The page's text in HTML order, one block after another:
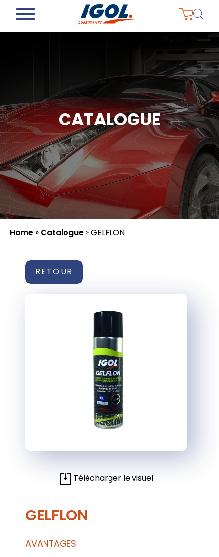
CATALOGUE
Home » Catalogue »GELFLON
RETOUR
Télécharger le visuel
GELFLON
AVANTAGES